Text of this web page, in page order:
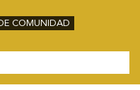
COMUNIDAD